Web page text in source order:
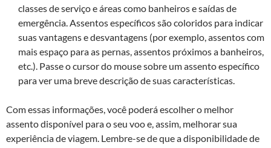
classes de serviço e áreas como banheiros e saídas de
emergência. Assentos específicos são coloridos para indicar
suas vantagens e desvantagens (por exemplo, assentos com
mais espaço para as pernas, assentos próximos a banheiros,
etc.). Passe o cursor do mouse sobre um assento específico
para ver uma breve descrição de suas características.
Com essas informações, você poderá escolher o melhor
assento disponível para o seu voo e, assim, melhorar sua
experiência de viagem. Lembre-se de que a disponibilidade de